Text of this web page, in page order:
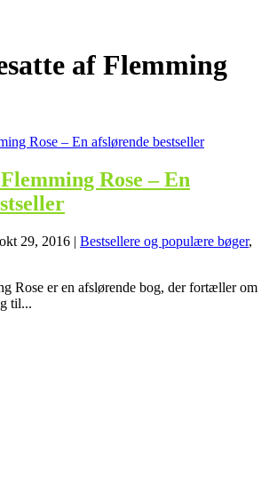
af Flemming
Rose – En
okt 29, 2016 | Bestsellere og populære bøger,
Rose er en afslørende bog, der fortæller om
til...